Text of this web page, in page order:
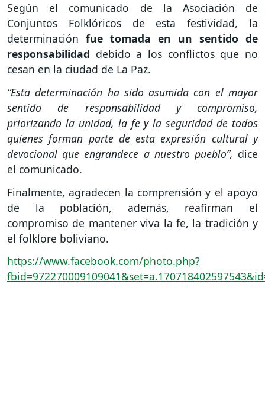
Según el comunicado de la Asociación de
Conjuntos Folklóricos de esta festividad, la
determinación fue tomada en un sentido de
responsabilidad debido a los conflictos que no
cesan en la ciudad de La Paz.
“Esta determinación ha sido asumida con el mayor
sentido de responsabilidad y compromiso,
priorizando la unidad, la fe y la seguridad de todos
quienes forman parte de esta expresión cultural y
devocional que engrandece a nuestro pueblo”, dice
el comunicado.
Finalmente, agradecen la comprensión y el apoyo
de la población, además, reafirman el
compromiso de mantener viva la fe, la tradición y
el folklore boliviano.
https://www.facebook.com/photo.php?